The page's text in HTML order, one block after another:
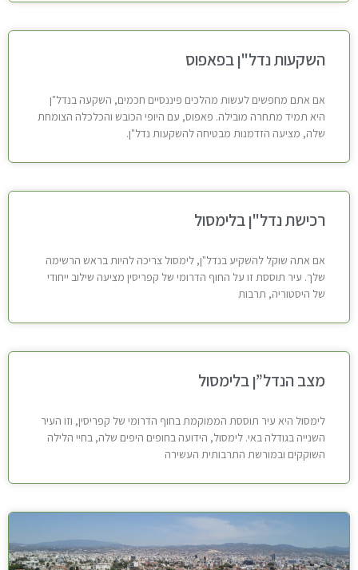
השקעות נדל"ן בפאפוס
אם אתם מחפשים לעשות מהלכים פיננסיים חכמים, השקעה בנדל"ן
היא תמיד מתחרה מובילה. פאפוס, עם היופי הכובש והכלכלה הצומחת
שלה, מציעה הזדמנות מבטיחה להשקעות נדל"ן.
רכישת נדל"ן בלימסול
אם אתה שוקל להשקיע בנדל"ן, לימסול צריכה להיות בראש הרשימה
שלך. עיר תוססת זו על החוף הדרומי של קפריסין מציעה שילוב ייחודי
של היסטוריה, תרבות
מצב הנדל”ן בלימסול
לימסול היא עיר תוססת הממוקמת בחוף הדרומי של קפריסין, וזו העיר
השנייה בגודלה באי. לימסול, הידועה בחופים היפים שלה, בחיי הלילה
השוקקים ובמורשת התרבותית העשירה